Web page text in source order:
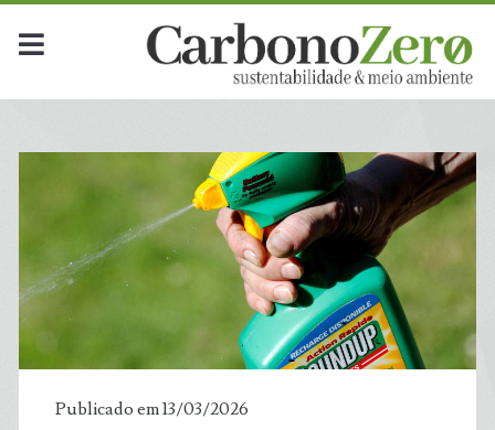
Publicado em 13/03/2026